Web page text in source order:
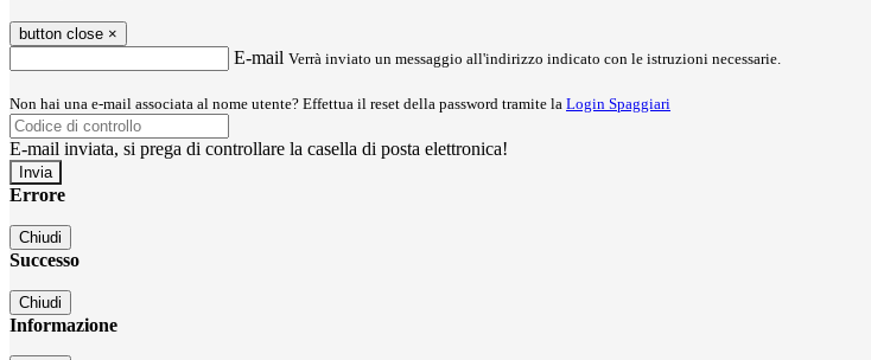
button close ×
E-mail Verrà inviato un messaggio all'indirizzo indicato con le istruzioni necessarie.
Non hai una e-mail associata al nome utente? Effettua il reset della password tramite la Login Spaggiari
E-mail inviata, si prega di controllare la casella di posta elettronica!
Errore
Chiudi
Successo
Chiudi
Informazione